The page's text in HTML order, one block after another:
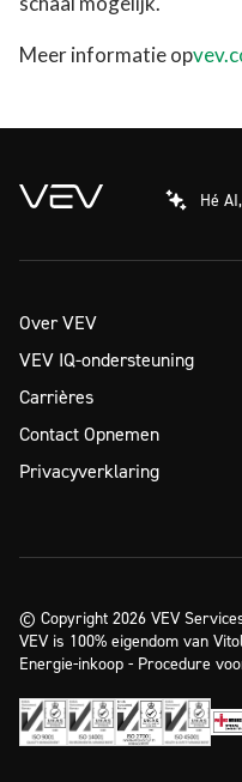
Meer informatie op
Hé
Over VEV
VEV IQ-ondersteuning
Carrières
Contact Opnemen
Privacyverklaring
© Copyright 2026 VEV
VEV is 100% eigendom van
Energie-inkoop - Procedure